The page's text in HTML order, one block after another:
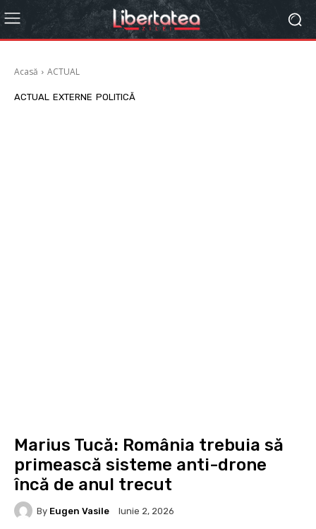
Acasă ACTUAL
ACTUAL EXTERNE POLITICĂ
Marius Tucă: România trebuia să
primească sisteme anti-drone
încă de anul trecut
By Eugen Vasile Iunie 2, 2026